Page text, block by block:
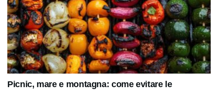
Picnic, mare e montagna: come evitare le